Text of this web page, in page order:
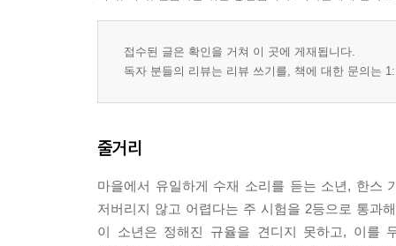
접수된 글은 확인을 거쳐 이 곳에 게재됩니다.
독자 분들의 리뷰는 리뷰 쓰기를, 책에 대한 문의는
줄거리
마을에서 유일하게 수재 소리를 듣는 소년, 한스
저버리지 않고 어렵다는 주 시험을 2등으로 통과
이 소년은 정해진 규율을 견디지 못하고, 이를